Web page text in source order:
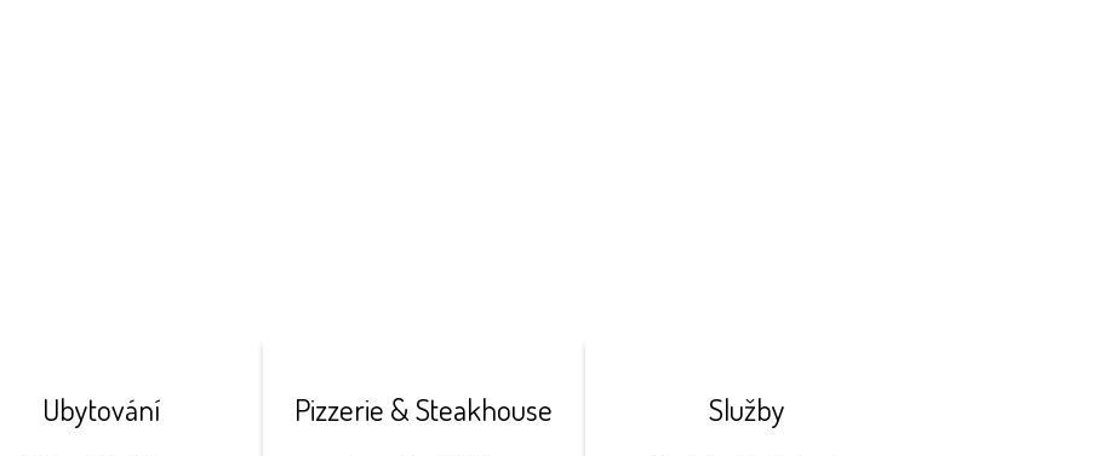
Ubytování Pizzerie & Steakhouse Služby